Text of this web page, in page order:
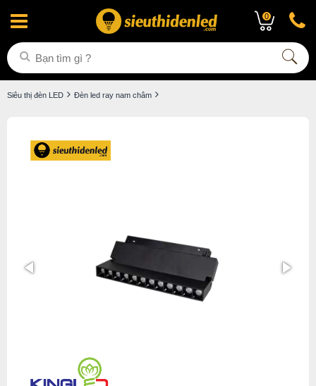
0
Siêu thị đèn LED Đèn led ray nam châm